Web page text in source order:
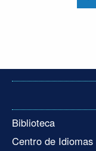
Biblioteca
Centro de Idiomas